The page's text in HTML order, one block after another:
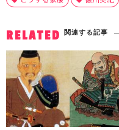
RELATED 関連する記事